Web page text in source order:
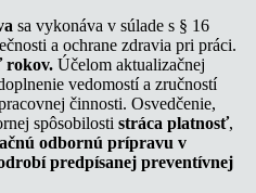
sa vykonáva v súlade s § 16
a ochrane zdravia pri práci.
rokov. Účelom aktualizačnej
vedomostí a zručností
činnosti. Osvedčenie,
spôsobilosti stráca platnosť,
odbornú prípravu v
predpísanej preventívnej